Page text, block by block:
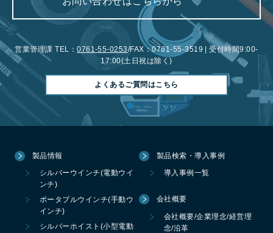
営業管理課 TEL：0761-55-0253/FAX：0761-55-3519 | 受付時間9:00-
17:00(土日祝は除く)
よくあるご質問はこちら
製品情報
シルバーウインチ(電動ウイ
ンチ)
ポータブルウインチ(手動ウ
インチ)
シルバーホイスト(小型電動
製品検索・導入事例
導入事例一覧
会社概要
会社概要/企業理念/経営理
念/沿革